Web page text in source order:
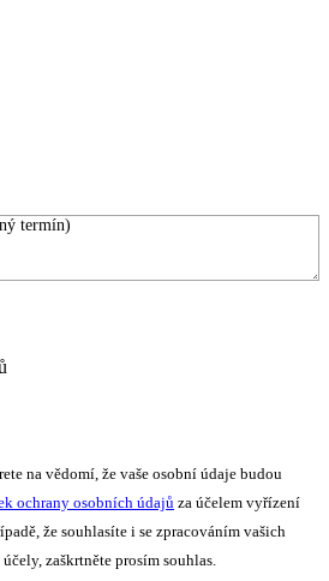
na vědomí, že vaše osobní údaje budou
ochrany osobních údajů za účelem vyřízení
že souhlasíte i se zpracováním vašich
zaškrtněte prosím souhlas.